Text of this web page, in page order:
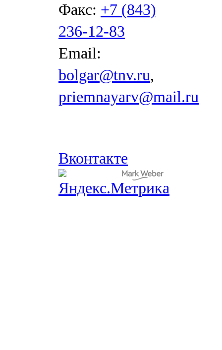
Факс: +7 (843)
236-12-83
Email:
bolgar@tnv.ru,
priemnayarv@mail.ru
Вконтакте